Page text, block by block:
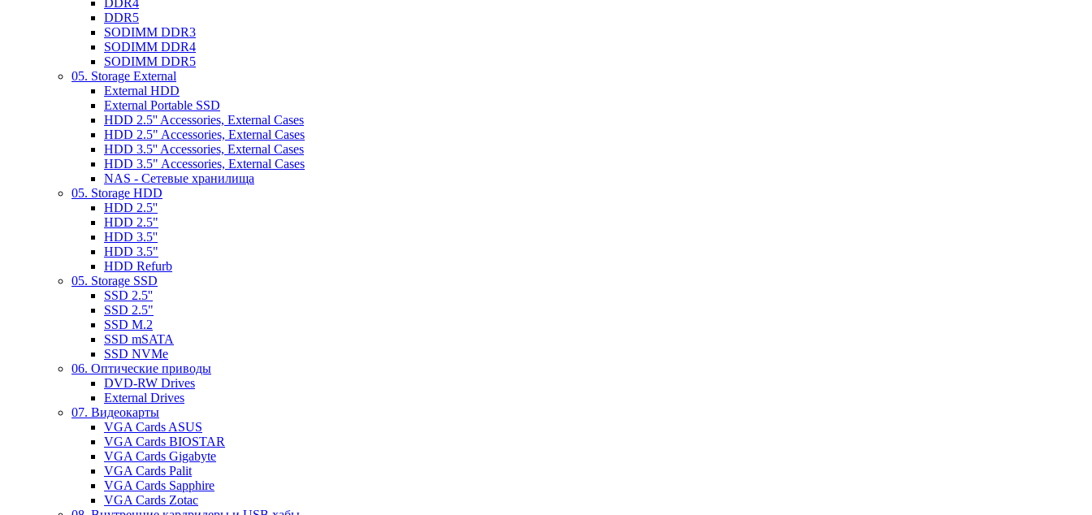
DDR4
DDR5
SODIMM DDR3
SODIMM DDR4
SODIMM DDR5
05. Storage External
External HDD
External Portable SSD
HDD 2.5'' Accessories, External Cases
HDD 2.5" Accessories, External Cases
HDD 3.5'' Accessories, External Cases
HDD 3.5" Accessories, External Cases
NAS - Сетевые хранилища
05. Storage HDD
HDD 2.5''
HDD 2.5"
HDD 3.5''
HDD 3.5"
HDD Refurb
05. Storage SSD
SSD 2.5''
SSD 2.5"
SSD M.2
SSD mSATA
SSD NVMe
06. Оптические приводы
DVD-RW Drives
External Drives
07. Видеокарты
VGA Cards ASUS
VGA Cards BIOSTAR
VGA Cards Gigabyte
VGA Cards Palit
VGA Cards Sapphire
VGA Cards Zotac